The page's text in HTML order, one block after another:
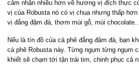
cảm nhận nhiều hơn về hương vị đích thực
vị của Robusta nó có vị chua nhưng thấp
vị đắng đậm đà, thơm mùi gỗ, mùi chocolate…
Nếu là tín đồ của cà phê đắng đậm đà, bạn
cà phê Robusta này. Từng ngụm từng ngụm
khiết sẽ chạm tới tận trái tim, chinh phục cả